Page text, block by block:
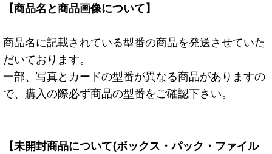
【商品名と商品画像について】
商品名に記載されている型番の商品を発送させていた
だいております。
一部、写真とカードの型番が異なる商品がありますの
で、購入の際必ず商品の型番をご確認下さい。
【未開封商品について(ボックス・パック・ファイル